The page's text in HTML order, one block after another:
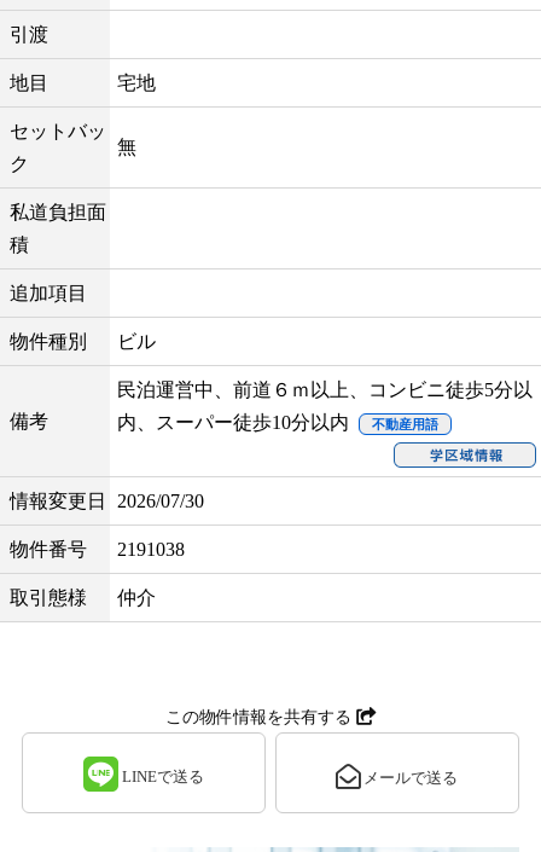
引渡
地目 宅地
セットバッ
ク
無
私道負担面
積
追加項目
物件種別 ビル
備考
民泊運営中、前道６ｍ以上、コンビニ徒歩5分以
内、スーパー徒歩10分以内
不動産用語
情報変更日 2026/07/30
物件番号 2191038
取引態様 仲介
この物件情報を共有する
LINEで送る メールで送る